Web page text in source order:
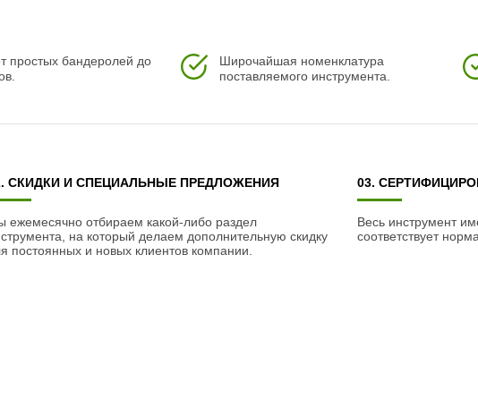
простых бандеролей до
Широчайшая номенклатура
поставляемого инструмента.
СКИДКИ И СПЕЦИАЛЬНЫЕ ПРЕДЛОЖЕНИЯ
ежемесячно отбираем какой-либо раздел
на который делаем дополнительную скидку
постоянных и новых клиентов компании.
03.
Весь инструмент
соответствует